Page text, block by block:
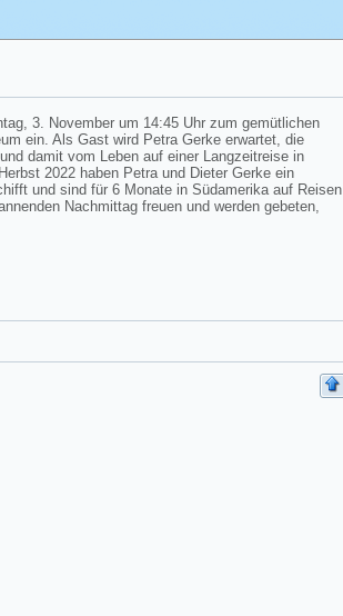
3. November um 14:45 Uhr zum gemütlichen
ein. Als Gast wird Petra Gerke erwartet, die
damit vom Leben auf einer Langzeitreise in
2022 haben Petra und Dieter Gerke ein
und sind für 6 Monate in Südamerika auf Reisen
Nachmittag freuen und werden gebeten,